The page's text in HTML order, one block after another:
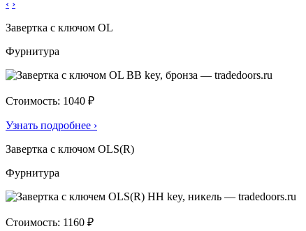
‹ ›
Завертка с ключом OL
Фурнитура
Стоимость: 1040 ₽
Узнать подробнее ›
Завертка с ключом OLS(R)
Фурнитура
Стоимость: 1160 ₽